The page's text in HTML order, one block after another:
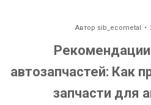
Автор sib_ecometal
автозапчастей: Как
запчасти для